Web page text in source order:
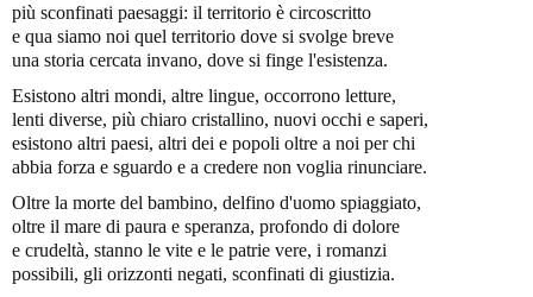
più sconfinati paesaggi: il territorio è circoscritto
e qua siamo noi quel territorio dove si svolge breve
una storia cercata invano, dove si finge l'esistenza.
Esistono altri mondi, altre lingue, occorrono letture,
lenti diverse, più chiaro cristallino, nuovi occhi e saperi,
esistono altri paesi, altri dei e popoli oltre a noi per chi
abbia forza e sguardo e a credere non voglia rinunciare.
Oltre la morte del bambino, delfino d'uomo spiaggiato,
oltre il mare di paura e speranza, profondo di dolore
e crudeltà, stanno le vite e le patrie vere, i romanzi
possibili, gli orizzonti negati, sconfinati di giustizia.